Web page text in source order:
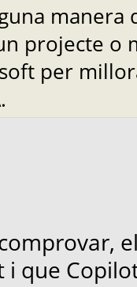
projecte o
per
i que